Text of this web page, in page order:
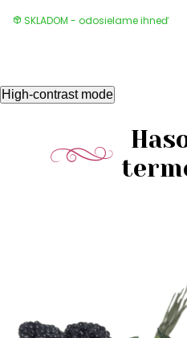
SKLADOM - odosielame ihneď
High-contrast mode